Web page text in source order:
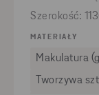
Szerokość:
MATERIAŁY
Makulatura
Tworzywa